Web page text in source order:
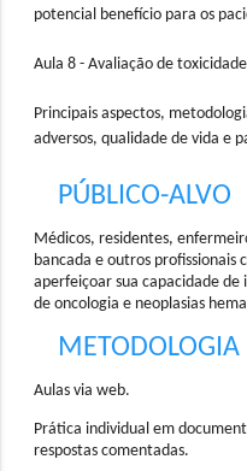
potencial benefício para os
Aula 8 - Avaliação de
Principais aspectos,
adversos, qualidade de vida e
PÚBLICO-ALVO
Médicos, residentes,
bancada e outros profissionais
aperfeiçoar sua capacidade
de oncologia e neoplasias
METODOLOGIA
Aulas via web.
Prática individual em
respostas comentadas.